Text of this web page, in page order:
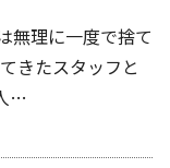
無理に一度で捨て
きたスタッフと
…